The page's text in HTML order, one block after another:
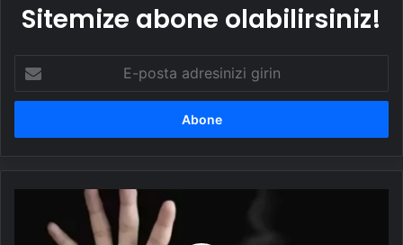
Sitemize abone olabilirsiniz!
posta
adresinizi
sevgilisi